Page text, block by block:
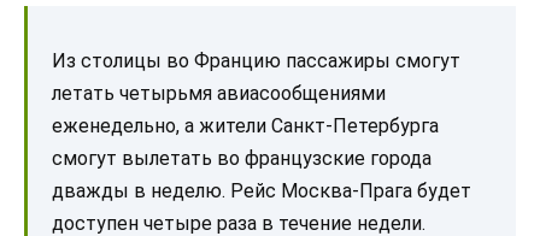
Из столицы во Францию пассажиры смогут
летать четырьмя авиасообщениями
еженедельно, а жители Санкт-Петербурга
смогут вылетать во французские города
дважды в неделю. Рейс Москва-Прага будет
доступен четыре раза в течение недели.